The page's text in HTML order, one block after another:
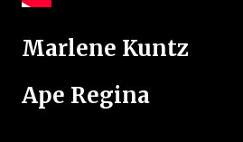
Marlene Kuntz
Ape Regina